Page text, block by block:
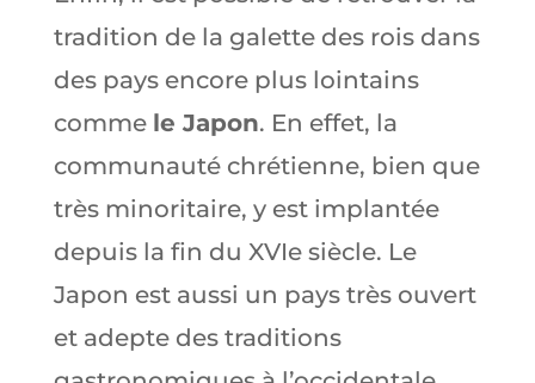
tradition de la galette des rois dans
des pays encore plus lointains
comme le Japon. En effet, la
communauté chrétienne, bien que
très minoritaire, y est implantée
depuis la fin du XVIe siècle. Le
Japon est aussi un pays très ouvert
et adepte des traditions